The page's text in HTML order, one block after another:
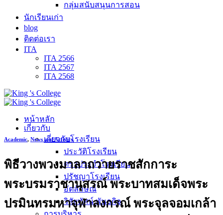
กลุ่มสนับสนุนการสอน
นักเรียนเก่า
blog
ติดต่อเรา
ITA
ITA 2566
ITA 2567
ITA 2568
หน้าหลัก
เกี่ยวกับ
เกี่ยวกับโรงเรียน
ประวัติโรงเรียน
ตราประจำโรงเรียน
ปรัชญาโรงเรียน
อัตลักษณ์
วิสัยทัศน์ พันธกิจ
Academic, News and Activity
พิธีวางพวงมาลาถวายราชสักการะ
พระบรมราชานุสรณ์ พระบาทสมเด็จพระ
ปรมินทรมหาจุฬาลงกรณ์ พระจุลจอมเกล้า